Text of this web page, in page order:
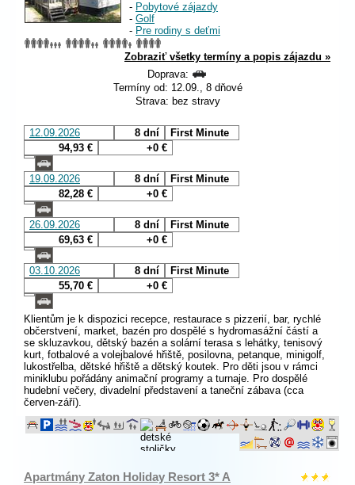
- Pobytové zájazdy
- Golf
- Pre rodiny s deťmi
Zobraziť všetky termíny a popis zájazdu »
Doprava:
Termíny od: 12.09., 8 dňové
Strava: bez stravy
12.09.2026 8 dní
First Minute
94,93 €
+0 €
19.09.2026 8 dní
First Minute
82,28 €
+0 €
26.09.2026 8 dní
First Minute
69,63 €
+0 €
03.10.2026 8 dní
First Minute
55,70 €
+0 €
Klientům je k dispozici recepce, restaurace s pizzerií, bar, rychlé
občerstvení, market, bazén pro dospělé s hydromasážní částí a
se skluzavkou, dětský bazén a solární terasa s lehátky, tenisový
kurt, fotbalové a volejbalové hřiště, posilovna, petanque, minigolf,
lukostřelba, dětské hřiště a dětský koutek. Pro děti jsou v rámci
miniklubu pořádány animační programy a turnaje. Pro dospělé
hudební večery, divadelní představení a taneční zábava (cca
červen-září).
Apartmány Zaton Holiday Resort 3* A